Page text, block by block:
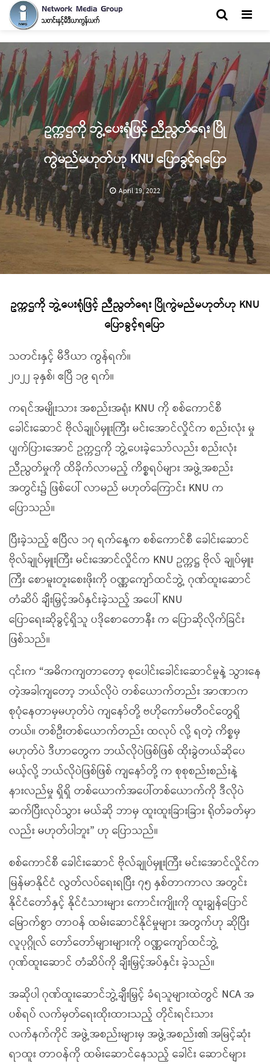
ဥက္ကဌကို ဘွဲ့ပေးရုံဖြင့် ညီညွတ်ရေး ပြို
ကွဲမည်မဟုတ်ဟု KNU ပြောခွင့်ရပြော
April 19, 2022
ဥက္ကဌကို ဘွဲ့ပေးရုံဖြင့် ညီညွတ်ရေး ပြိုကွဲမည်မဟုတ်ဟု KNU
ပြောခွင့်ရပြော
သတင်းနှင့် မီဒီယာ ကွန်ရက်။
၂၀၂၂ ခုနှစ်၊ ဧပြီ ၁၉ ရက်။
ကရင်အမျိုးသား အစည်းအရုံး KNU ကို စစ်ကောင်စီ
ခေါင်းဆောင် ဗိုလ်ချုပ်မှူးကြီး မင်းအောင်လှိုင်က စည်းလုံး မှု
ပျက်ပြားအောင် ဥက္ကဌကို ဘွဲ့ပေးခဲ့သော်လည်း စည်းလုံး
ညီညွတ်မှုကို ထိခိုက်လာမည့် ကိစ္စရပ်များ အဖွဲ့အစည်း
အတွင်း၌ ဖြစ်ပေါ် လာမည် မဟုတ်ကြောင်း KNU က
ပြောသည်။
ပြီးခဲ့သည့် ဧပြီလ ၁၇ ရက်နေ့က စစ်ကောင်စီ ခေါင်းဆောင်
ဗိုလ်ချုပ်မှူးကြီး မင်းအောင်လှိုင်က KNU ဥက္ကဋ္ဌ ဗိုလ် ချုပ်မှူး
ကြီး စောမူးတူးစေးဖိုးကို ဝဏ္ဏကျော်ထင်ဘွဲ့ ဂုဏ်ထူးဆောင်
တံဆိပ် ချီးမြှင့်အပ်နှင်းခဲ့သည့် အပေါ် KNU
ပြောရေးဆိုခွင့်ရှိသူ ပဒိုစောတောနီး က ပြောဆိုလိုက်ခြင်း
ဖြစ်သည်။
၎င်းက “အဓိကကျတာတော့ စုပေါင်းခေါင်းဆောင်မှုနဲ့ သွားနေ
တဲ့အခါကျတော့ ဘယ်လိုပဲ တစ်ယောက်တည်း အာဏာက
စုပုံနေတာမှမဟုတ်ပဲ ကျနော်တို့ ဗဟိုကော်မတီဝင်တွေရှိ
တယ်။ တစ်ဦးတစ်ယောက်တည်း ထလုပ် လို့ ရတဲ့ ကိစ္စမှ
မဟုတ်ပဲ ဒီဟာတွေက ဘယ်လိုပဲဖြစ်ဖြစ် ထိုးခွဲတယ်ဆိုပေ
မယ့်လို့ ဘယ်လိုပဲဖြစ်ဖြစ် ကျနော်တို့ က စုစုစည်းစည်းနဲ့
နားလည်မှု ရှိရှိ တစ်ယောက်အပေါ်တစ်ယောက်ကို ဒီလိုပဲ
ဆက်ပြီးလုပ်သွား မယ်ဆို ဘာမှ ထူးထူးခြားခြား ရိုတ်ခတ်မှာ
လည်း မဟုတ်ပါဘူး” ဟု ပြောသည်။
စစ်ကောင်စီ ခေါင်းဆောင် ဗိုလ်ချုပ်မှူးကြီး မင်းအောင်လှိုင်က
မြန်မာနိုင်ငံ လွတ်လပ်ရေးရပြီး ၇၅ နှစ်တာကာလ အတွင်း
နိုင်ငံတော်နှင့် နိုင်ငံသားများ ကောင်းကျိုးကို ထူးချွန်ပြောင်
မြောက်စွာ တာဝန် ထမ်းဆောင်နိုင်မှုများ အတွက်ဟု ဆိုပြီး
လူပုဂ္ဂိုလ် တော်တော်များများကို ဝဏ္ဏကျော်ထင်ဘွဲ့
ဂုဏ်ထူးဆောင် တံဆိပ်ကို ချီးမြှင့်အပ်နှင်း ခဲ့သည်။
အဆိုပါ ဂုဏ်ထူးဆောင်ဘွဲ့ချီးမြှင့် ခံရသူများထဲတွင် NCA အ
ပစ်ရပ် လက်မှတ်ရေးထိုးထားသည့် တိုင်းရင်းသား
လက်နက်ကိုင် အဖွဲ့အစည်းများမှ အဖွဲ့အစည်း၏ အမြင့်ဆုံး
ရာထူး တာဝန်ကို ထမ်းဆောင်နေသည့် ခေါင်း ဆောင်များ